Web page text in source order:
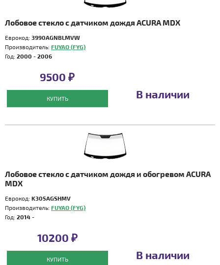
Лобовое стекло с датчиком дождя ACURA MDX
Еврокод: 3990AGNBLMVW
Производитель: FUYAO (FYG)
Год: 2000 - 2006
9500 ₽
КУПИТЬ В наличии
Лобовое стекло с датчиком дождя и обогревом ACURA
MDX
Еврокод: K305AGSHMV
Производитель: FUYAO (FYG)
Год: 2014 -
10200 ₽
КУПИТЬ В наличии